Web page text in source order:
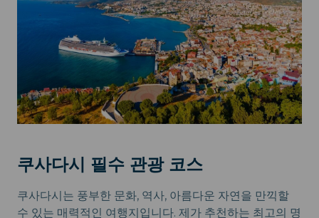
쿠사다시 필수 관광 코스
쿠사다시는 풍부한 문화, 역사, 아름다운 자연을 만끽할
수 있는 매력적인 여행지입니다. 제가 추천하는 최고의 명